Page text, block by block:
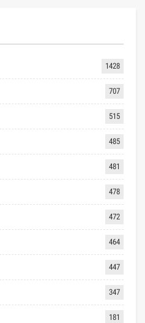
1428
707
515
485
481
478
472
464
447
347
181